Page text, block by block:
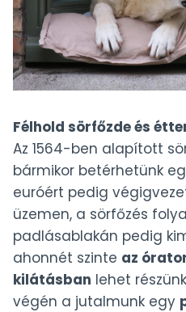
Félhold sörfőzde és
Az 1564-ben alapított
bármikor betérhetünk
euróért pedig
üzemen, a sörfőzés
padlásablakán pedig
ahonnét szinte az
kilátásban lehet
végén a jutalmunk egy